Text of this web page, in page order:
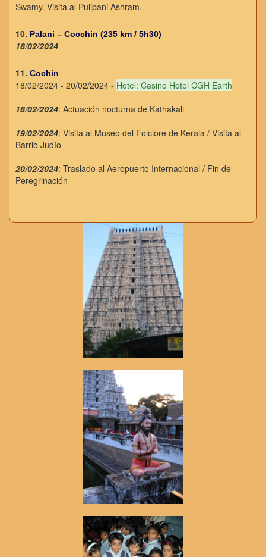
Swamy. Visita al Pulipani Ashram.
10. Palani – Cocchin (235 km / 5h30)
18/02/2024
11. Cochín
18/02/2024 - 20/02/2024 - Hotel: Casino Hotel CGH Earth
18/02/2024: Actuación nocturna de Kathakali
19/02/2024: Visita al Museo del Folclore de Kerala / Visita al
Barrio Judío
20/02/2024: Traslado al Aeropuerto Internacional / Fin de
Peregrinación